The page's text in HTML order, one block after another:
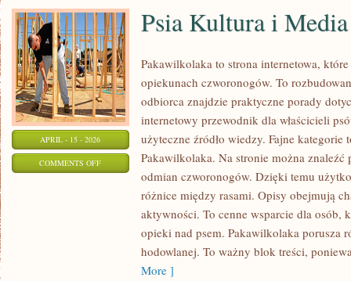
APRIL - 15 - 2026
COMMENTS OFFON
Psia Kultura i Media
Pakawilkolaka to strona internetowa,
opiekunach czworonogów. To
odbiorca znajdzie praktyczne porady
internetowy przewodnik dla właścicieli
użyteczne źródło wiedzy. Fajne kategorie
Pakawilkolaka. Na stronie można znaleźć
odmian czworonogów. Dzięki temu
różnice między rasami. Opisy obejmują
aktywności. To cenne wsparcie dla osób,
opieki nad psem. Pakawilkolaka porusza
hodowlanej. To ważny blok treści,
More ]